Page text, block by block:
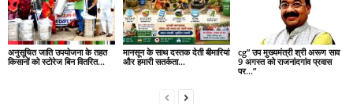
अनुसूचित जाति उपयोजना के तहत
किसानों को स्टोरेज बिन वितरित…
मानसून के साथ दस्तक देती बीमारियां
और हमारी सतर्कता…
cg” उप मुख्यमंत्री श्री अरूण साव
9 अगस्त को राजनांदगांव प्रवास
पर…”